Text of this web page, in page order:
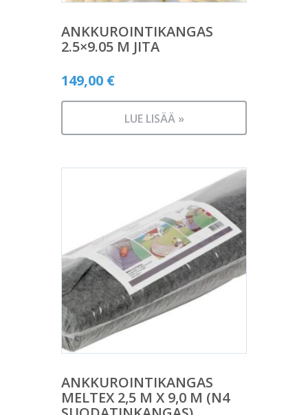
ANKKUROINTIKANGAS
2.5×9.05 M JITA
149,00 €
LUE LISÄÄ »
ANKKUROINTIKANGAS
MELTEX 2,5 M X 9,0 M (N4